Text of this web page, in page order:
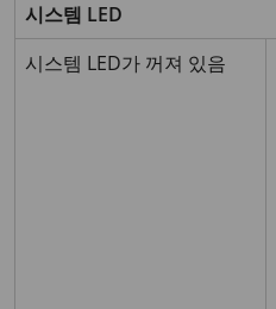
시스템 LED
시스템 LED가 꺼져 있음